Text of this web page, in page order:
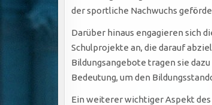
der sportliche Nachwuchs
Darüber hinaus engagieren sich
Schulprojekte an, die darauf
Bildungsangebote tragen sie
Bedeutung, um den
Ein weiterer wichtiger Aspekt